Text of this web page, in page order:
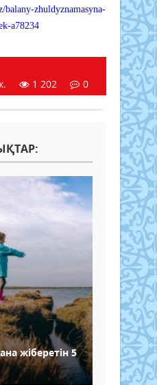
zhuldyznamasyna-
a78234
1 202 0
жіберетін 5